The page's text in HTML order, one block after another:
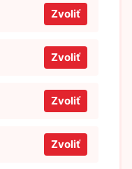
Zvoliť
Zvoliť
Zvoliť
Zvoliť